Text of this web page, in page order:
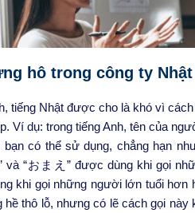
hô trong công ty Nhật
tiếng Nhật được cho là khó vì
Ví dụ: trong tiếng Anh, tên của
có thể sử dụng, chẳng hạn
và “おまえ” được dùng khi gọi
khi gọi những người lớn tuổi hơn
hề thô lỗ, nhưng có lẽ cách gọi